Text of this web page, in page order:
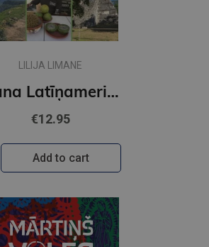
LILIJA LIMANE
Mana Latīņamerika
€12.95
Add to cart